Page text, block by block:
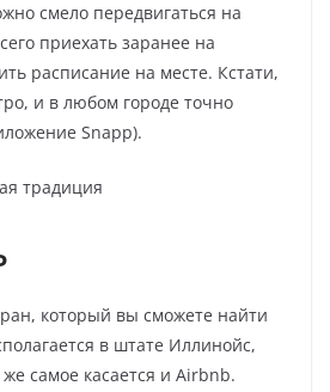
смело передвигаться на
приехать заранее на
расписание на месте. Кстати,
и в любом городе точно
Snapp).
традиция
который вы сможете найти
в штате Иллинойс,
самое касается и Airbnb.